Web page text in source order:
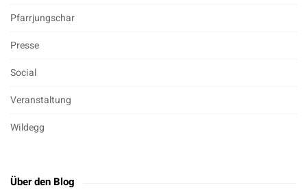
Pfarrjungschar
Presse
Social
Veranstaltung
Wildegg
Über den Blog